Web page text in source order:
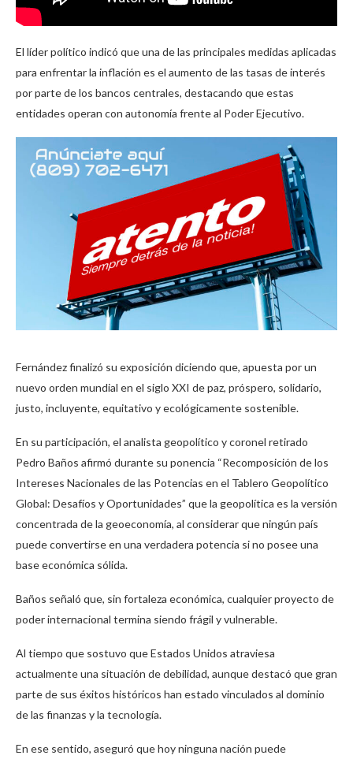
El líder político indicó que una de las principales medidas aplicadas
para enfrentar la inflación es el aumento de las tasas de interés
por parte de los bancos centrales, destacando que estas
entidades operan con autonomía frente al Poder Ejecutivo.
Fernández finalizó su exposición diciendo que, apuesta por un
nuevo orden mundial en el siglo XXI de paz, próspero, solidario,
justo, incluyente, equitativo y ecológicamente sostenible.
En su participación, el analista geopolítico y coronel retirado
Pedro Baños afirmó durante su ponencia “Recomposición de los
Intereses Nacionales de las Potencias en el Tablero Geopolítico
Global: Desafíos y Oportunidades” que la geopolítica es la versión
concentrada de la geoeconomía, al considerar que ningún país
puede convertirse en una verdadera potencia si no posee una
base económica sólida.
Baños señaló que, sin fortaleza económica, cualquier proyecto de
poder internacional termina siendo frágil y vulnerable.
Al tiempo que sostuvo que Estados Unidos atraviesa
actualmente una situación de debilidad, aunque destacó que gran
parte de sus éxitos históricos han estado vinculados al dominio
de las finanzas y la tecnología.
En ese sentido, aseguró que hoy ninguna nación puede